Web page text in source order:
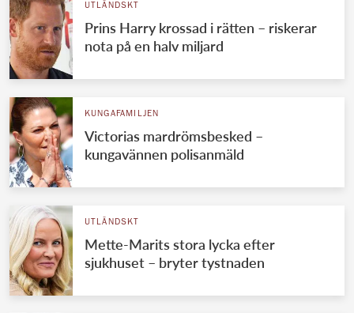
UTLÄNDSKT
Prins Harry krossad i rätten – riskerar
nota på en halv miljard
KUNGAFAMILJEN
Victorias mardrömsbesked –
kungavännen polisanmäld
UTLÄNDSKT
Mette-Marits stora lycka efter
sjukhuset – bryter tystnaden